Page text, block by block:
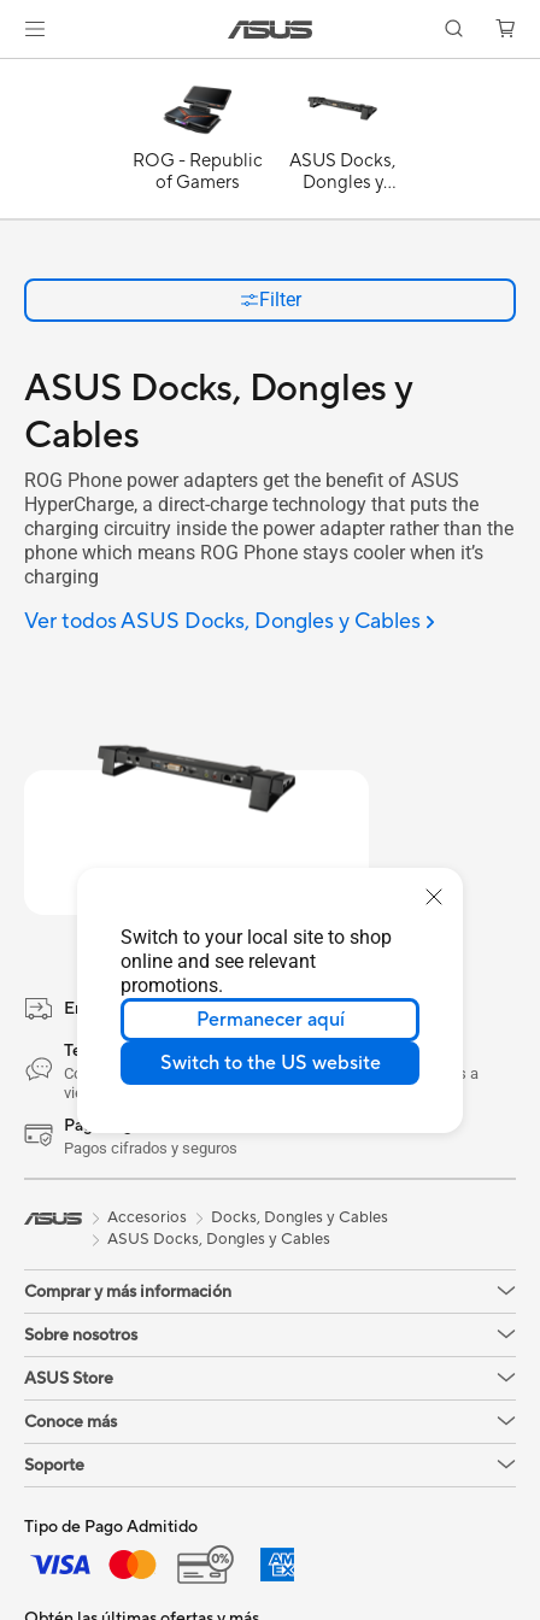
Switch to your local site to shop
online and see relevant
promotions.
Permanecer aquí
Switch to the US website
ROG - Republic
of Gamers
ASUS Docks,
Dongles y
Filter
ASUS Docks, Dongles y
Cables
ROG Phone power adapters get the benefit of ASUS
HyperCharge, a direct-charge technology that puts the
charging circuitry inside the power adapter rather than the
phone which means ROG Phone stays cooler when it’s
charging
Ver todos ASUS Docks, Dongles y Cables
Envíos gratis
Te ayudamos con tu compra
Contáctanos por email, eshop_mexico@asus.com de lunes a
viernes, de 9am a 5pm
Pago seguro
Pagos cifrados y seguros
Accesorios
Docks, Dongles y Cables
ASUS Docks, Dongles y Cables
Comprar y más información
Sobre nosotros
ASUS Store
Conoce más
Soporte
Tipo de Pago Admitido